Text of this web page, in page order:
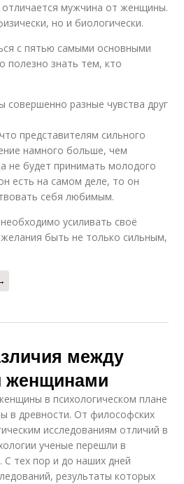
мужчина от женщины.
но и биологически.
с пятью самыми основными
полезно знать тем, кто
разные чувства друг
представителям сильного
намного больше, чем
не будет принимать молодого
есть на самом деле, то он
себя любимым.
усиливать своё
быть не только сильным,
между
женщинами
в психологическом плане
в древности. От философских
исследованиям отличий в
ученые перешли в
тех пор и до наших дней
результаты которых